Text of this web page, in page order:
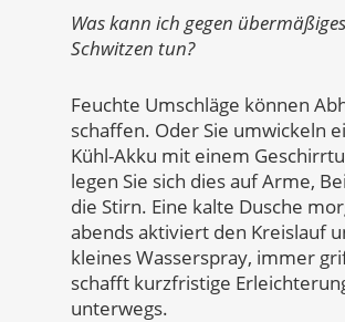
Was kann ich gegen übermäßiges
Schwitzen tun?
Feuchte Umschläge können
schaffen. Oder Sie umwickeln
Kühl-Akku mit einem
legen Sie sich dies auf Arme,
die Stirn. Eine kalte Dusche
abends aktiviert den Kreislauf
kleines Wasserspray, immer
schafft kurzfristige
unterwegs.